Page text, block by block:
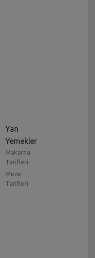
Yan
Yemekler
Makarna
Tarifleri
Meze
Tarifleri